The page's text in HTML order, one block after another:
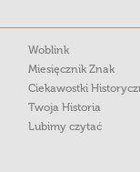
Woblink
Miesięcznik Znak
Ciekawostki
Twoja Historia
Lubimy czytać